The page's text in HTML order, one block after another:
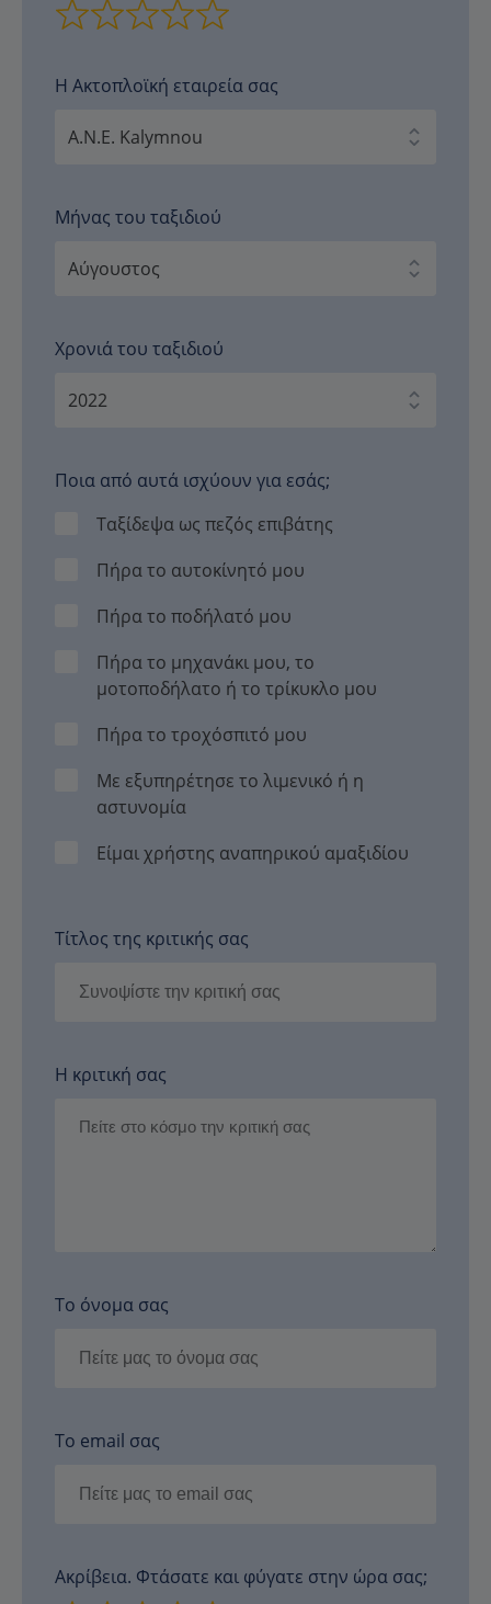
Η Ακτοπλοϊκή εταιρεία σας
Μήνας του ταξιδιού
Χρονιά του ταξιδιού
Ποια από αυτά ισχύουν για εσάς;
Ταξίδεψα ως πεζός επιβάτης
Πήρα το αυτοκίνητό μου
Πήρα το ποδήλατό μου
Πήρα το μηχανάκι μου, το
μοτοποδήλατο ή το τρίκυκλο μου
Πήρα το τροχόσπιτό μου
Με εξυπηρέτησε το λιμενικό ή η
αστυνομία
Είμαι χρήστης αναπηρικού αμαξιδίου
Τίτλος της κριτικής σας
Η κριτική σας
Το όνομα σας
Το email σας
Ακρίβεια. Φτάσατε και φύγατε στην ώρα σας;